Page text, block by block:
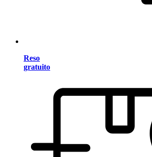
Reso
gratuito